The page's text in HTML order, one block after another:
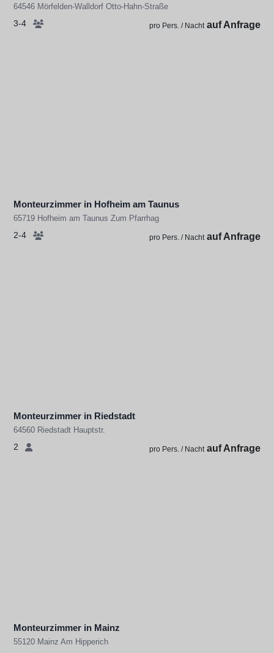
64546 Mörfelden-Walldorf Otto-Hahn-Straße
3-4 pro Pers. / Nacht auf Anfrage
Monteurzimmer in Hofheim am Taunus
65719 Hofheim am Taunus Zum Pfarrhag
2-4 pro Pers. / Nacht auf Anfrage
Monteurzimmer in Riedstadt
64560 Riedstadt Hauptstr.
2 pro Pers. / Nacht auf Anfrage
Monteurzimmer in Mainz
55120 Mainz Am Hipperich